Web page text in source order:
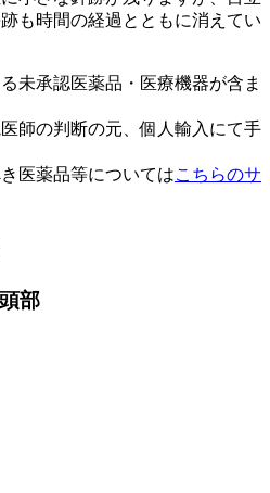
も時間の経過とともに消えてい
未承認医薬品・医療機器が含ま
師の判断の元、個人輸入にて手
医薬品等についてはこちらのサ
部